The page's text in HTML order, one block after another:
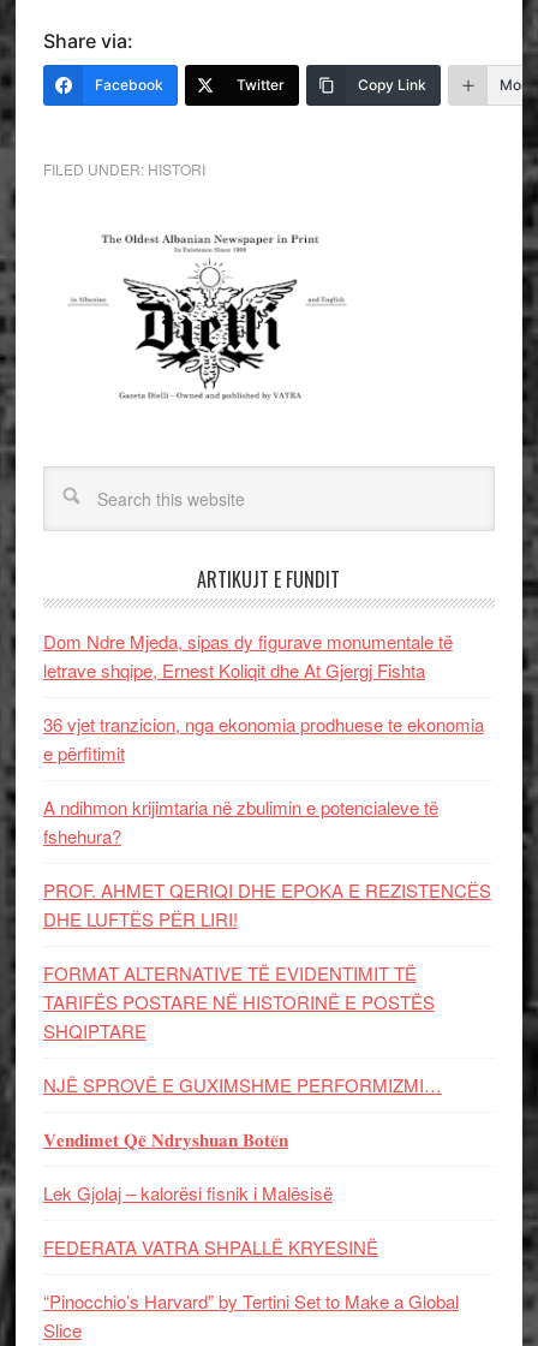
Share via:
Facebook Twitter Copy Link More
FILED UNDER: HISTORI
ARTIKUJT E FUNDIT
Dom Ndre Mjeda, sipas dy figurave monumentale të
letrave shqipe, Ernest Koliqit dhe At Gjergj Fishta
36 vjet tranzicion, nga ekonomia prodhuese te ekonomia
e përfitimit
A ndihmon krijimtaria në zbulimin e potencialeve të
fshehura?
PROF. AHMET QERIQI DHE EPOKA E REZISTENCЁS
DHE LUFTЁS PЁR LIRI!
FORMAT ALTERNATIVE TË EVIDENTIMIT TË
TARIFËS POSTARE NË HISTORINË E POSTËS
SHQIPTARE
NJË SPROVË E GUXIMSHME PERFORMIZMI…
𝐕𝐞𝐧𝐝𝐢𝐦𝐞𝐭 𝐐𝐞̈ 𝐍𝐝𝐫𝐲𝐬𝐡𝐮𝐚𝐧 𝐁𝐨𝐭𝐞̈𝐧
Lek Gjolaj – kalorësi fisnik i Malësisë
FEDERATA VATRA SHPALLË KRYESINË
“Pinocchio’s Harvard” by Tertini Set to Make a Global
Slice